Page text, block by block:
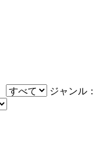
ジャンル：